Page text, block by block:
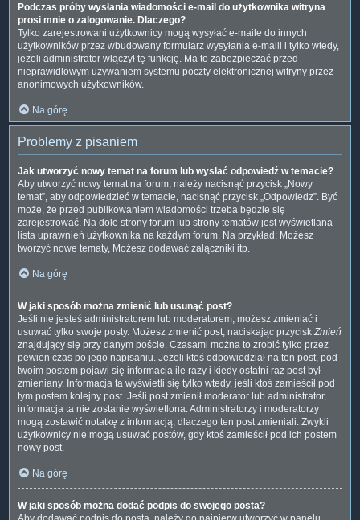
Podczas próby wysłania wiadomości e-mail do użytkownika witryna
prosi mnie o zalogowanie. Dlaczego?
Tylko zarejestrowani użytkownicy mogą wysyłać e-maile do innych
użytkowników przez wbudowany formularz wysyłania e-maili i tylko wtedy,
jeżeli administrator włączył tę funkcję. Ma to zabezpieczać przed
nieprawidłowym używaniem systemu poczty elektronicznej witryny przez
anonimowych użytkowników.
Na górę
Problemy z pisaniem
Jak utworzyć nowy temat na forum lub wysłać odpowiedź w temacie?
Aby utworzyć nowy temat na forum, należy nacisnąć przycisk „Nowy
temat”, aby odpowiedzieć w temacie, nacisnąć przycisk „Odpowiedz”. Być
może, że przed publikowaniem wiadomości trzeba będzie się
zarejestrować. Na dole strony forum lub strony tematów jest wyświetlana
lista uprawnień użytkownika na każdym forum. Na przykład: Możesz
tworzyć nowe tematy, Możesz dodawać załączniki itp.
Na górę
W jaki sposób można zmienić lub usunąć post?
Jeśli nie jesteś administratorem lub moderatorem, możesz zmieniać i
usuwać tylko swoje posty. Możesz zmienić post, naciskając przycisk Zmień
znajdujący się przy danym poście. Czasami można to zrobić tylko przez
pewien czas po jego napisaniu. Jeżeli ktoś odpowiedział na ten post, pod
twoim postem pojawi się informacja ile razy i kiedy ostatni raz post był
zmieniany. Informacja ta wyświetli się tylko wtedy, jeśli ktoś zamieścił pod
tym postem kolejny post. Jeśli post zmienił moderator lub administrator,
informacja ta nie zostanie wyświetlona. Administratorzy i moderatorzy
mogą zostawić notatkę z informacją, dlaczego ten post zmieniali. Zwykli
użytkownicy nie mogą usuwać postów, gdy ktoś zamieścił pod ich postem
nowy post.
Na górę
W jaki sposób można dodać podpis do swojego posta?